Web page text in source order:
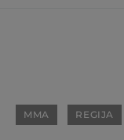
MMA REGIJA